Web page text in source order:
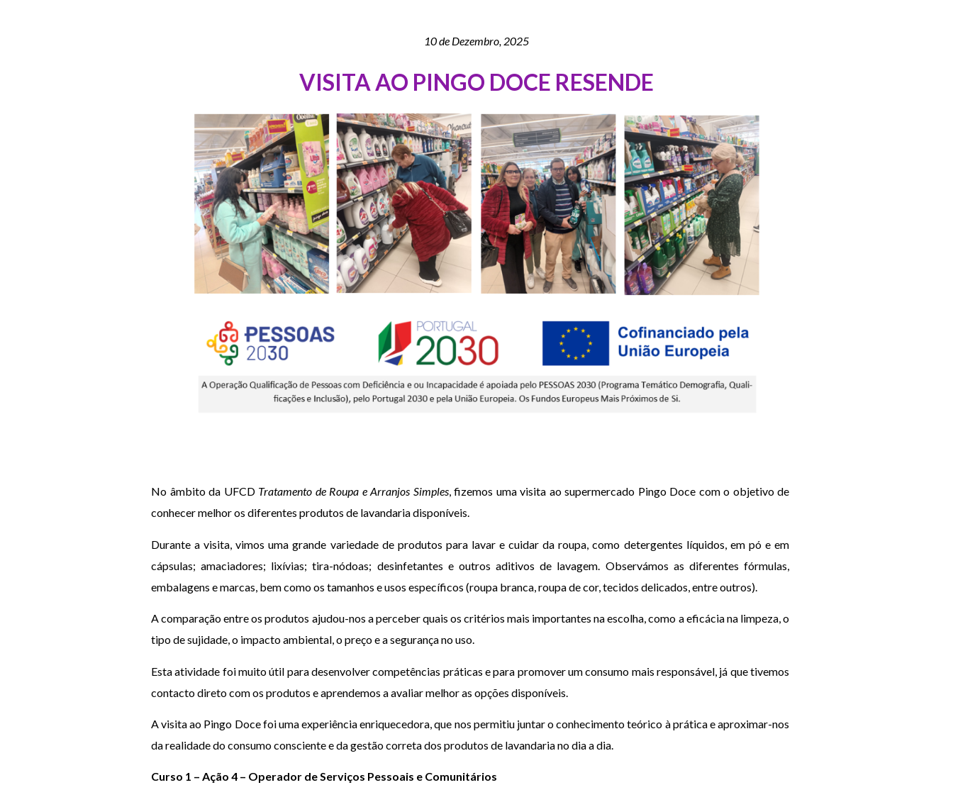
10 de Dezembro, 2025
VISITA AO PINGO DOCE RESENDE
No âmbito da UFCD Tratamento de Roupa e Arranjos Simples, fizemos uma visita ao supermercado Pingo Doce com o objetivo de
conhecer melhor os diferentes produtos de lavandaria disponíveis.
Durante a visita, vimos uma grande variedade de produtos para lavar e cuidar da roupa, como detergentes líquidos, em pó e em
cápsulas; amaciadores; lixívias; tira-nódoas; desinfetantes e outros aditivos de lavagem. Observámos as diferentes fórmulas,
embalagens e marcas, bem como os tamanhos e usos específicos (roupa branca, roupa de cor, tecidos delicados, entre outros).
A comparação entre os produtos ajudou-nos a perceber quais os critérios mais importantes na escolha, como a eficácia na limpeza, o
tipo de sujidade, o impacto ambiental, o preço e a segurança no uso.
Esta atividade foi muito útil para desenvolver competências práticas e para promover um consumo mais responsável, já que tivemos
contacto direto com os produtos e aprendemos a avaliar melhor as opções disponíveis.
A visita ao Pingo Doce foi uma experiência enriquecedora, que nos permitiu juntar o conhecimento teórico à prática e aproximar-nos
da realidade do consumo consciente e da gestão correta dos produtos de lavandaria no dia a dia.
Curso 1 – Ação 4 – Operador de Serviços Pessoais e Comunitários